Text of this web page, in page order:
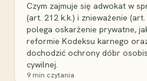
Czym zajmuje się adwokat w
(art. 212 k.k.) i znieważenie (art.
polega oskarżenie prywatne,
reformie Kodeksu karnego
dochodzić ochrony dóbr
cywilnej.
9 min czytania